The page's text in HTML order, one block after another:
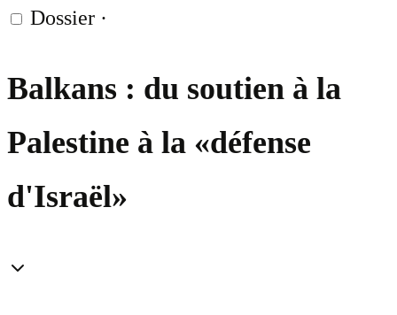
Dossier ·
Balkans : du soutien à la
Palestine à la «défense
d'Israël»